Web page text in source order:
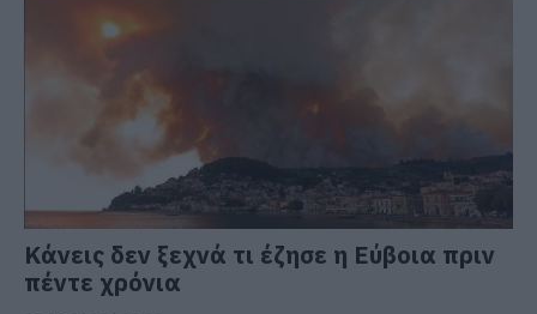
Κάνεις δεν ξεχνά τι έζησε η Εύβοια πριν
πέντε χρόνια